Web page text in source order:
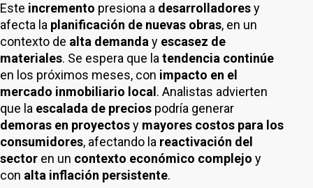
Este incremento presiona a desarrolladoresy
afecta la planificación de nuevas obras, en un
contexto de alta demanda y escasez de
materiales. Se espera que la tendencia continúe
en los próximos meses, con impacto en el
mercado inmobiliario local . Analistas advierten
que la escalada de precios podría generar
demoras en proyectosy mayores costos para los
consumidores, afectando la reactivación del
sector en un contexto económico complejo y
con alta inflación persistente.